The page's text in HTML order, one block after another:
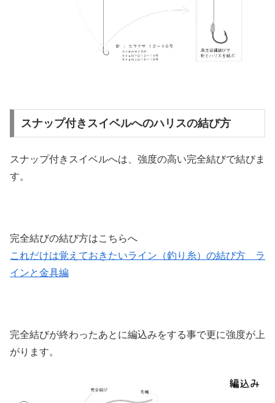
スナップ付きスイベルへのハリスの結び方
スナップ付きスイベルへは、強度の高い完全結びで結びま
す。
完全結びの結び方はこちらへ
これだけは覚えておきたいライン（釣り糸）の結び方 ラ
インと金具編
完全結びが終わったあとに編込みをする事で更に強度が上
がります。